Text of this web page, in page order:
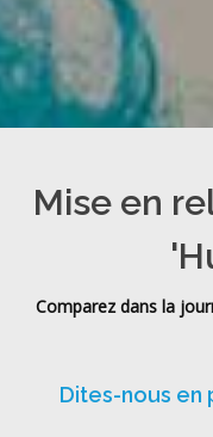
Mise en
Comparez dans la
Dites-nous en